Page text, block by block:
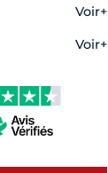
Voir+
Voir+